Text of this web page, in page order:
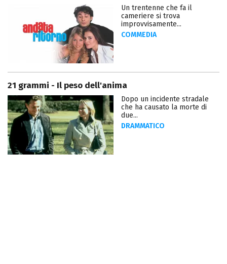
Un trentenne che fa il
cameriere si trova
improvvisamente...
COMMEDIA
21 grammi - Il peso dell'anima
Dopo un incidente stradale
che ha causato la morte di
due...
DRAMMATICO